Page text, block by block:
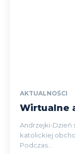
AKTUALNOŚCI
Wirtualne
Andrzejki-Dzień
katolickiej
Podczas...